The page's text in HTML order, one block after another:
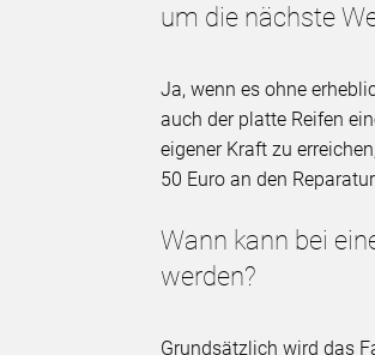
um die nächste
Ja, wenn es ohne
auch der platte Reifen
eigener Kraft zu
50 Euro an den
Wann kann bei
werden?
Grundsätzlich wird das